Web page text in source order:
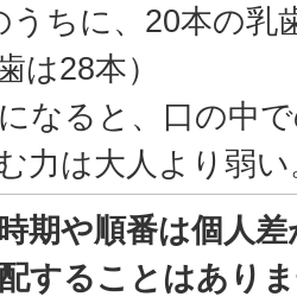
うちに、20本の乳
は28本）
なると、口の中
力は大人より弱い
期や順番は個人
することはあり